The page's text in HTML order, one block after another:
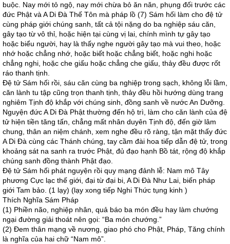
buộc. Nay mới tỏ ngộ, nay mới chừa bỏ ăn năn, phụng đối trước các
đức Phật và A Di Ðà Thế Tôn mà pháp lồ (7) Sám hối làm cho đệ tử
cùng pháp giới chúng sanh, tất cả tội nặng do ba nghiệp sáu căn,
gây tạo từ vô thỉ, hoặc hiện tại cùng vị lai, chính mình tự gây tạo
hoặc biểu người, hay là thấy nghe người gây tạo mà vui theo, hoặc
nhớ hoặc chẳng nhớ, hoặc biết hoặc chẳng biết, hoặc nghi hoặc
chẳng nghi, hoặc che giấu hoặc chẳng che giấu, thảy đều được rốt
ráo thanh tịnh.
Ðệ tử Sám hối rồi, sáu căn cùng ba nghiệp trong sạch, không lỗi lầm,
căn lành tu tập cũng trọn thanh tịnh, thảy đều hồi hướng dùng trang
nghiêm Tịnh độ khắp với chúng sinh, đồng sanh về nước An Dưỡng.
Nguyện đức A Di Ðà Phật thường đến hộ trì, làm cho căn lành của đệ
tử hiện tiền tăng tấn, chẳng mất nhân duyên Tịnh độ, đến giờ lâm
chung, thân an niệm chánh, xem nghe đều rõ ràng, tận mặt thấy đức
A Di Ðà cùng các Thánh chúng, tay cầm đài hoa tiếp dẫn đệ tử, trong
khoảng sát na sanh ra trước Phật, đủ đạo hạnh Bồ tát, rộng độ khắp
chúng sanh đồng thành Phật đạo.
Ðệ tử Sám hối phát nguyện rồi quy mạng đảnh lễ: Nam mô Tây
phương Cực lạc thế giới, đại từ đại bi, A Di Ðà Như Lai, biến pháp
giới Tam bảo. (1 lạy) (lạy xong tiếp Nghi Thức tụng kinh )
Thích Nghĩa Sám Pháp
(1) Phiền não, nghiệp nhân, quả báo ba món đều hay làm chướng
ngại đường giải thoát nên gọi: “Ba món chướng.”
(2) Ðem thân mạng về nương, giao phó cho Phật, Pháp, Tăng chính
là nghĩa của hai chữ “Nam mô”.